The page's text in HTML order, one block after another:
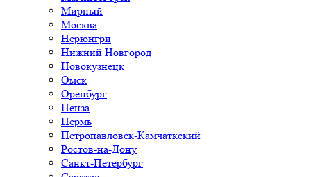
Мирный
Москва
Нерюнгри
Нижний Новгород
Новокузнецк
Омск
Оренбург
Пенза
Пермь
Петропавловск-Камчаткский
Ростов-на-Дону
Санкт-Петербург